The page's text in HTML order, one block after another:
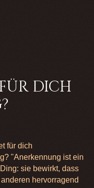
für dich
für dich
"Anerkennung ist ein
sie bewirkt, dass
hervorragend